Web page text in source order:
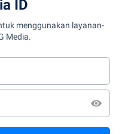
ID
menggunakan layanan-
Media.